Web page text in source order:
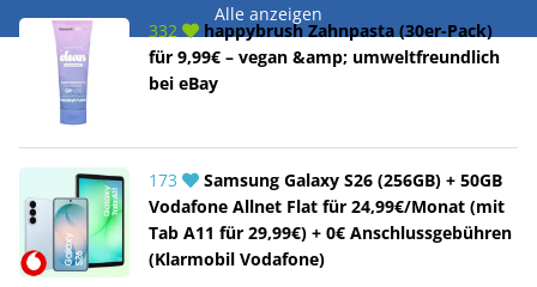
Alle anzeigen
332
happybrush Zahnpasta (30er-Pack)
für 9,99€ – vegan &amp; umweltfreundlich
bei eBay
173
Samsung Galaxy S26 (256GB) + 50GB
Vodafone Allnet Flat für 24,99€/Monat (mit
Tab A11 für 29,99€) + 0€ Anschlussgebühren
(Klarmobil Vodafone)